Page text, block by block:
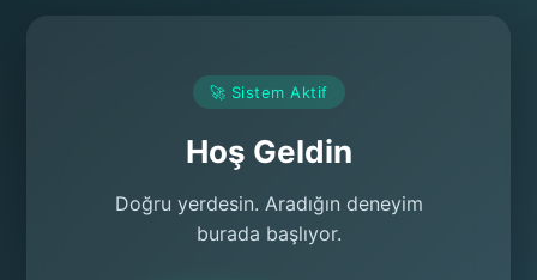
🚀 Sistem Aktif
Hoş Geldin
Doğru yerdesin. Aradığın deneyim
burada başlıyor.